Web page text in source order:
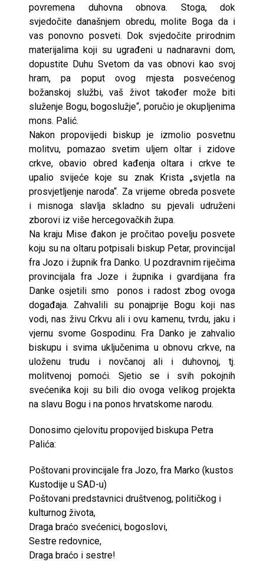
povremena duhovna obnova. Stoga, dok
svjedočite današnjem obredu, molite Boga da i
vas ponovno posveti. Dok svjedočite prirodnim
materijalima koji su ugrađeni u nadnaravni dom,
dopustite Duhu Svetom da vas obnovi kao svoj
hram, pa poput ovog mjesta posvećenog
božanskoj službi, vaš život također može biti
služenje Bogu, bogoslužje“, poručio je okupljenima
mons. Palić.
Nakon propovijedi biskup je izmolio posvetnu
molitvu, pomazao svetim uljem oltar i zidove
crkve, obavio obred kađenja oltara i crkve te
upalio svijeće koje su znak Krista „svjetla na
prosvjetljenje naroda“. Za vrijeme obreda posvete
i misnoga slavlja skladno su pjevali udruženi
zborovi iz više hercegovačkih župa.
Na kraju Mise đakon je pročitao povelju posvete
koju su na oltaru potpisali biskup Petar, provincijal
fra Jozo i župnik fra Danko. U pozdravnim riječima
provincijala fra Joze i župnika i gvardijana fra
Danke osjetili smo ponos i radost zbog ovoga
događaja. Zahvalili su ponajprije Bogu koji nas
vodi, nas živu Crkvu ali i ovu kamenu, tvrdu, jaku i
vjernu svome Gospodinu. Fra Danko je zahvalio
biskupu i svima uključenima u obnovu crkve, na
uloženu trudu i novčanoj ali i duhovnoj, tj.
molitvenoj pomoći. Sjetio se i svih pokojnih
svećenika koji su bili dio ovoga velikog projekta
na slavu Bogu i na ponos hrvatskome narodu.
Donosimo cjelovitu propovijed biskupa Petra
Palića:
Poštovani provincijale fra Jozo, fra Marko (kustos
Kustodije u SAD-u)
Poštovani predstavnici društvenog, političkog i
kulturnog života,
Draga braćo svećenici, bogoslovi,
Sestre redovnice,
Draga braćo i sestre!